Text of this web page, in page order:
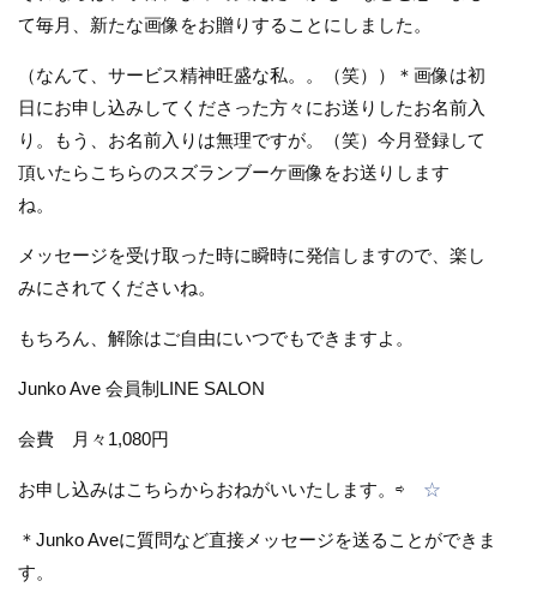
て毎月、新たな画像をお贈りすることにしました。
（なんて、サービス精神旺盛な私。。（笑））＊画像は初
日にお申し込みしてくださった方々にお送りしたお名前入
り。もう、お名前入りは無理ですが。（笑）今月登録して
頂いたらこちらのスズランブーケ画像をお送りします
ね。
メッセージを受け取った時に瞬時に発信しますので、楽し
みにされてくださいね。
もちろん、解除はご自由にいつでもできますよ。
Junko Ave 会員制LINE SALON
会費 月々1,080円
お申し込みはこちらからおねがいいたします。⇨ ☆
＊Junko Aveに質問など直接メッセージを送ることができま
す。